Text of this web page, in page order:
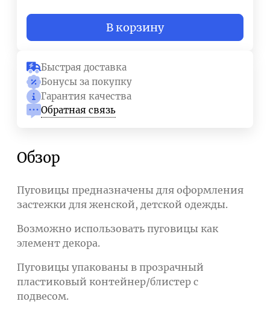
В корзину
Быстрая доставка
Бонусы за покупку
Гарантия качества
Обратная связь
Обзор
Пуговицы предназначены для оформления
застежки для женской, детской одежды.
Возможно использовать пуговицы как
элемент декора.
Пуговицы упакованы в прозрачный
пластиковый контейнер/блистер с
подвесом.